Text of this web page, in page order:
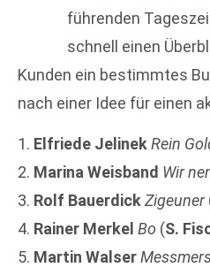
führenden
schnell einen
Kunden ein bestimmtes
nach einer Idee für einen
1. Elfriede JelinekRein
2. Marina Weisband Wir
3. Rolf BauerdickZigeuner
4. Rainer Merkel Bo (S.
5. Martin Walser